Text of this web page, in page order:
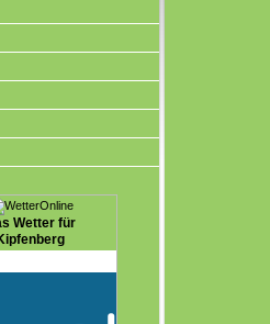
Wetter für